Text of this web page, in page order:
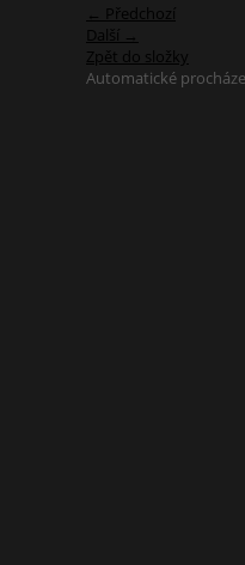
← Předchozí
Další →
Zpět do složky
Automatické